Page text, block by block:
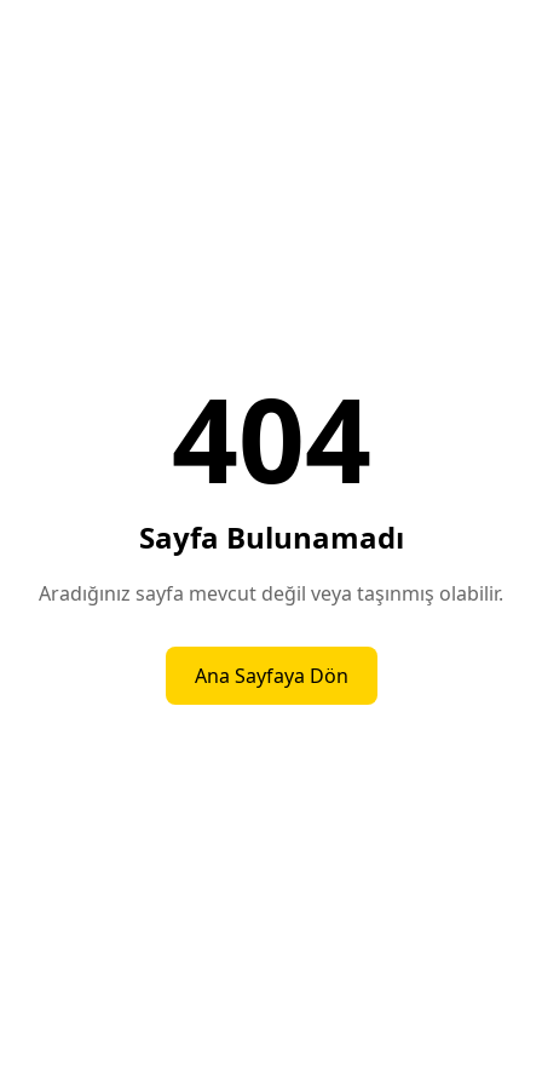
404
Sayfa Bulunamadı
Aradığınız sayfa mevcut değil veya taşınmış olabilir.
Ana Sayfaya Dön